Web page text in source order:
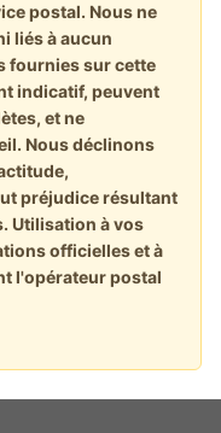
postal. Nous ne
liés à aucun
fournies sur cette
indicatif, peuvent
et ne
Nous déclinons
préjudice résultant
Utilisation à vos
officielles et à
l'opérateur postal